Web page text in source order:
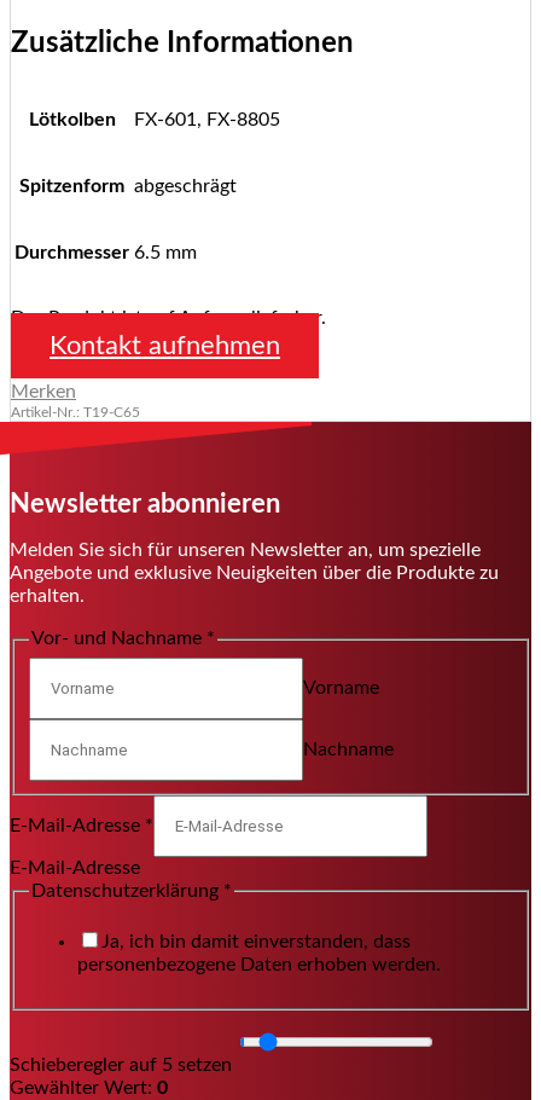
Zusätzliche Informationen
Lötkolben FX-601, FX-8805
Spitzenform abgeschrägt
Durchmesser 6.5 mm
Das Produkt ist auf Anfrage lieferbar.
Kontakt aufnehmen
Merken
Artikel-Nr.: T19-C65
Newsletter abonnieren
Melden Sie sich für unseren Newsletter an, um spezielle
Angebote und exklusive Neuigkeiten über die Produkte zu
erhalten.
Vor- und Nachname *
Vorname
Nachname
E-Mail-Adresse *
E-Mail-Adresse
Datenschutzerklärung *
Ja, ich bin damit einverstanden, dass
personenbezogene Daten erhoben werden.
Schieberegler auf 5 setzen
Gewählter Wert: 0